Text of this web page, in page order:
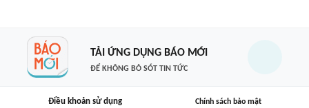
TẢI ỨNG DỤNG BÁO MỚI
ĐỂ KHÔNG BỎ SÓT TIN TỨC
Điều khoản sử dụng Chính sách bảo mật